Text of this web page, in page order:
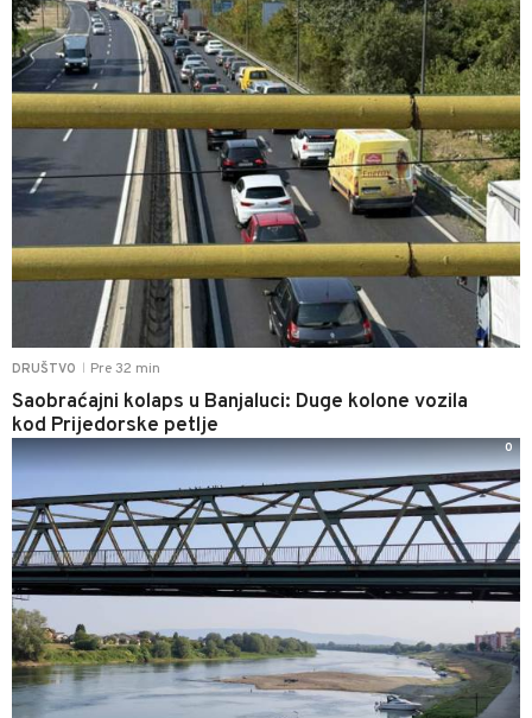
DRUŠTVO Pre 32 min
Saobraćajni kolaps u Banjaluci: Duge kolone vozila
kod Prijedorske petlje
0